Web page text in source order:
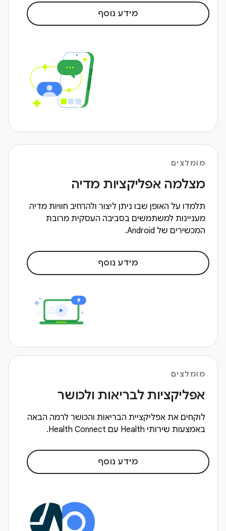
מידע נוסף
מומלצים
מצלמה אפליקציות מדיה
תלמדו על האופן שבו ניתן ליצור ולהרחיב חוויות מדיה
מעניינות למשתמשים בסביבה העסקית מרובת
המכשירים של Android.
מידע נוסף
מומלצים
אפליקציות לבריאות ולכושר
לוקחים את אפליקציית הבריאות והכושר לרמה הבאה
באמצעות שירותי Health עם Health Connect.
מידע נוסף